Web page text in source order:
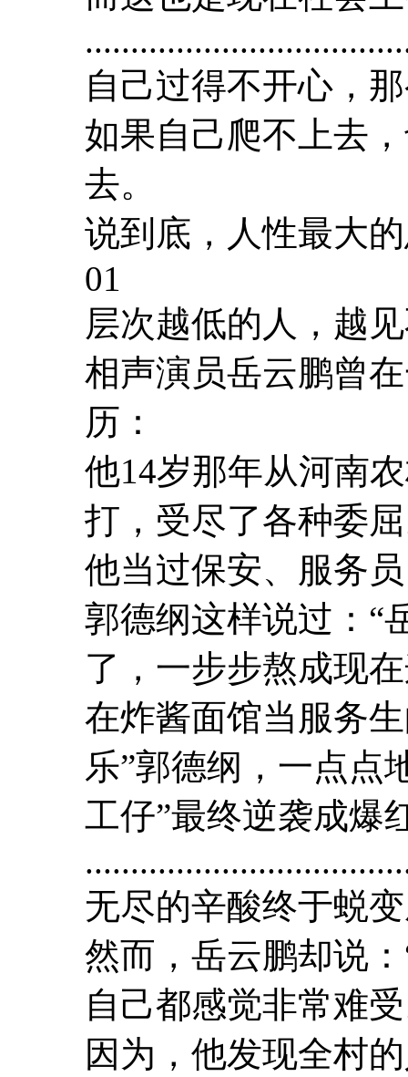
自己过得不开心，
如果自己爬不上去
去。
说到底，人性最大
01
层次越低的人，越
相声演员岳云鹏曾
历：
他14岁那年从河南
打，受尽了各种委
他当过保安、服务
郭德纲这样说过：“
了，一步步熬成现
在炸酱面馆当服务
乐”郭德纲，一点点
工仔”最终逆袭成爆
无尽的辛酸终于蜕
然而，岳云鹏却说
自己都感觉非常难
因为，他发现全村